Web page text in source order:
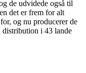
de udvidede også til
det er frem for alt
og nu producerer de
distribution i 43 lande